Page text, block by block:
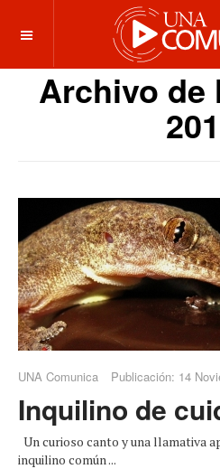
OFF CANVAS
Archivo de
UNA Comunica Publicación: 14
Inquilino de
Un curioso canto y una llamativa
inquilino común ...